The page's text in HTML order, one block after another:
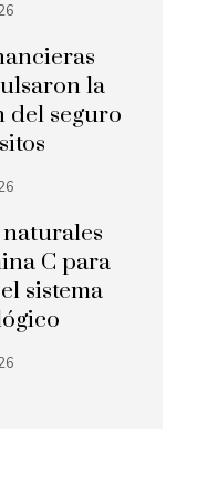
la
del seguro
C para
sistema